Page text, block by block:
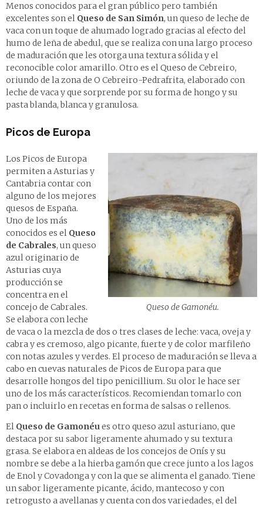
Menos conocidos para el gran público pero también
excelentes son el Queso de San Simón, un queso de leche de
vaca con un toque de ahumado logrado gracias al efecto del
humo de leña de abedul, que se realiza con una largo proceso
de maduración que les otorga una textura sólida y el
reconocible color amarillo. Otro es el Queso de Cebreiro,
oriundo de la zona de O Cebreiro-Pedrafrita, elaborado con
leche de vaca y que sorprende por su forma de hongo y su
pasta blanda, blanca y granulosa.
Picos de Europa
Queso de Gamonéu.
Los Picos de Europa
permiten a Asturias y
Cantabria contar con
alguno de los mejores
quesos de España.
Uno de los más
conocidos es el Queso
de Cabrales, un queso
azul originario de
Asturias cuya
producción se
concentra en el
concejo de Cabrales.
Se elabora con leche
de vaca o la mezcla de dos o tres clases de leche: vaca, oveja y
cabra y es cremoso, algo picante, fuerte y de color marfileño
con notas azules y verdes. El proceso de maduración se lleva a
cabo en cuevas naturales de Picos de Europa para que
desarrolle hongos del tipo penicillium. Su olor le hace ser
uno de los más característicos. Recomiendan tomarlo con
pan o incluirlo en recetas en forma de salsas o rellenos.
El Queso de Gamonéues otro queso azul asturiano, que
destaca por su sabor ligeramente ahumado y su textura
grasa. Se elabora en aldeas de los concejos de Onís y su
nombre se debe a la hierba gamón que crece junto a los lagos
de Enol y Covadonga y con la que se alimenta el ganado. Tiene
un sabor ligeramente picante, ácido, mantecoso y con
retrogusto a avellanas y cuenta con dos variedades, el del